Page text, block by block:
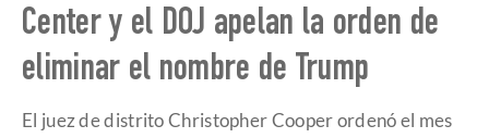
Center y el DOJ apelan la orden de
eliminar el nombre de Trump
El juez de distrito Christopher Cooper ordenó el mes